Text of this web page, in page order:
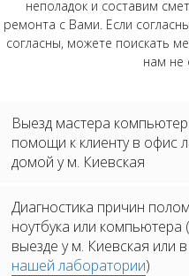
неполадок и составим
ремонта с Вами. Если
согласны, можете поискать
нам не
Выезд мастера
помощи к клиенту в офис
домой у м. Киевская
Диагностика причин
ноутбука или компьютера
выезде у м. Киевская или в
нашей лаборатории)